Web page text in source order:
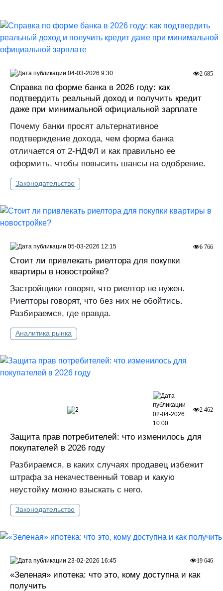
Справка по форме банка в 2026 году: как
подтвердить реальный доход и получить кредит
даже при минимальной официальной зарплате
Почему банки просят альтернативное
подтверждение дохода, чем форма банка
отличается от 2-НДФЛ и как правильно ее
оформить, чтобы повысить шансы на одобрение.
Законодательство
2 685
04-03-2026 9:30
Стоит ли привлекать риелтора для покупки
квартиры в новостройке?
Застройщики говорят, что риелтор не нужен.
Риелторы говорят, что без них не обойтись.
Разбираемся, где правда.
Аналитика рынка
6 766
05-03-2026 12:15
Защита прав потребителей: что изменилось для
покупателей в 2026 году
Разбираемся, в каких случаях продавец избежит
штрафа за некачественный товар и какую
неустойку можно взыскать с него.
Законодательство
2 2 462
02-04-2026
10:00
«Зеленая» ипотека: что это, кому доступна и как
получить
19 646
23-02-2026 16:45